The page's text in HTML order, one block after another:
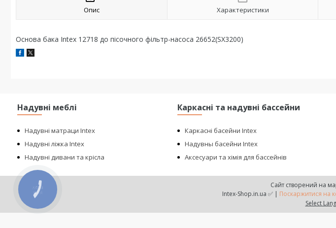
Опис Характеристики
Основа бака Intex 12718 до пісочного фільтр-насоса 26652(SX3200)
Надувні меблі
Надувні матраци Intex
Надувні ліжка Intex
Надувні дивани та крісла
Каркасні та надувні бассейни
Каркасні басейни Intex
Надувны басейни Intex
Аксесуари та хімія для бассейнів
Сайт створений на
Intex-Shop.in.ua ✅ | Поскаржитися на
Select
КНОПКА
ЗВ'ЯЗКУ